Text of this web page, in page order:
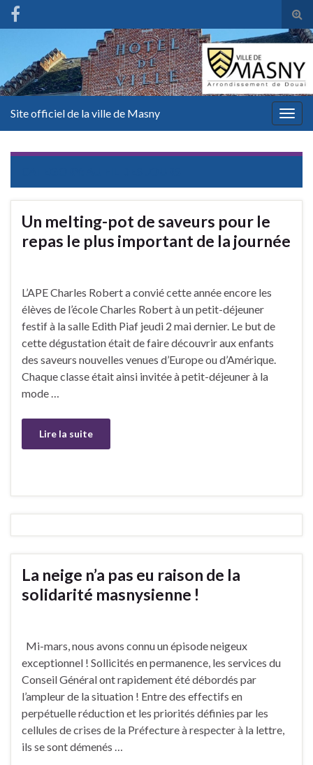
Site officiel de la ville de Masny
Un melting-pot de saveurs pour le
repas le plus important de la journée
L’APE Charles Robert a convié cette année encore les
élèves de l’école Charles Robert à un petit-déjeuner
festif à la salle Edith Piaf jeudi 2 mai dernier. Le but de
cette dégustation était de faire découvrir aux enfants
des saveurs nouvelles venues d’Europe ou d’Amérique.
Chaque classe était ainsi invitée à petit-déjeuner à la
mode …
Lire la suite
La neige n’a pas eu raison de la
solidarité masnysienne !
Mi-mars, nous avons connu un épisode neigeux
exceptionnel ! Sollicités en permanence, les services du
Conseil Général ont rapidement été débordés par
l’ampleur de la situation ! Entre des effectifs en
perpétuelle réduction et les priorités définies par les
cellules de crises de la Préfecture à respecter à la lettre,
ils se sont démenés …